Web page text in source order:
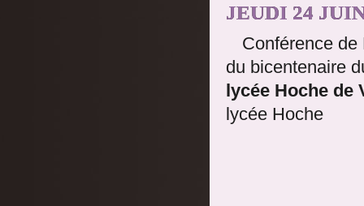
JEUDI 24
Conférence
du bicentenaire
lycée Hoche
lycée Hoche